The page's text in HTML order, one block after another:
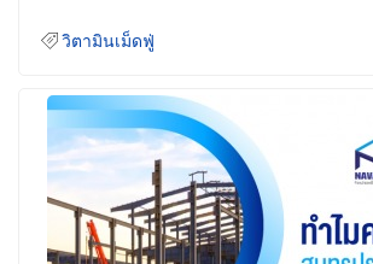
วิตามินเม็ดฟู่